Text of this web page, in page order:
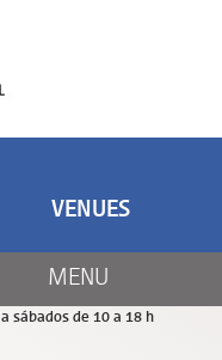
de MUNTREF
De miércoles a domingos de
sábados de 10 a 18 h
MENU
VENUES